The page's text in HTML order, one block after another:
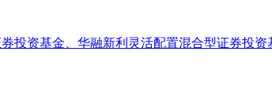
投资基金、华融新利灵活配置混合型证券投